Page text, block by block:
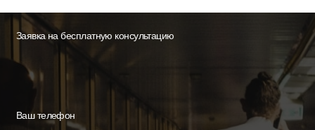
Заявка на бесплатную консультацию
Ваш телефон